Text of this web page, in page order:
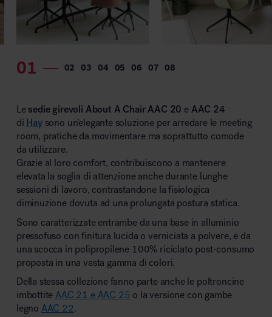
Le sedie girevoli About A Chair AAC 20 eAAC 24
di Haysono un’elegante soluzione per arredare le meeting
room, pratiche da movimentare ma soprattutto comode
da utilizzare.
Grazie al loro comfort, contribuiscono a mantenere
elevata la soglia di attenzione anche durante lunghe
sessioni di lavoro, contrastandone la fisiologica
diminuzione dovuta ad una prolungata postura statica.
Sono caratterizzate entrambe da una base in alluminio
pressofuso con finitura lucida o verniciata a polvere, e da
una scocca in polipropilene 100% riciclato post-consumo
proposta in una vasta gamma di colori.
Della stessa collezione fanno parte anche le poltroncine
imbottiteAAC 21 e AAC 25 o la versione con gambe
legno AAC 22.